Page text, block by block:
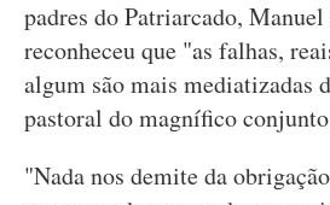
padres do Patriarcado,
reconheceu que "as falhas,
algum são mais mediatizadas
pastoral do magnífico
"Nada nos demite da